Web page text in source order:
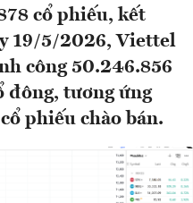
cổ phiếu, kết
19/5/2026, Viettel
công 50.246.856
đông, tương ứng
phiếu chào bán.